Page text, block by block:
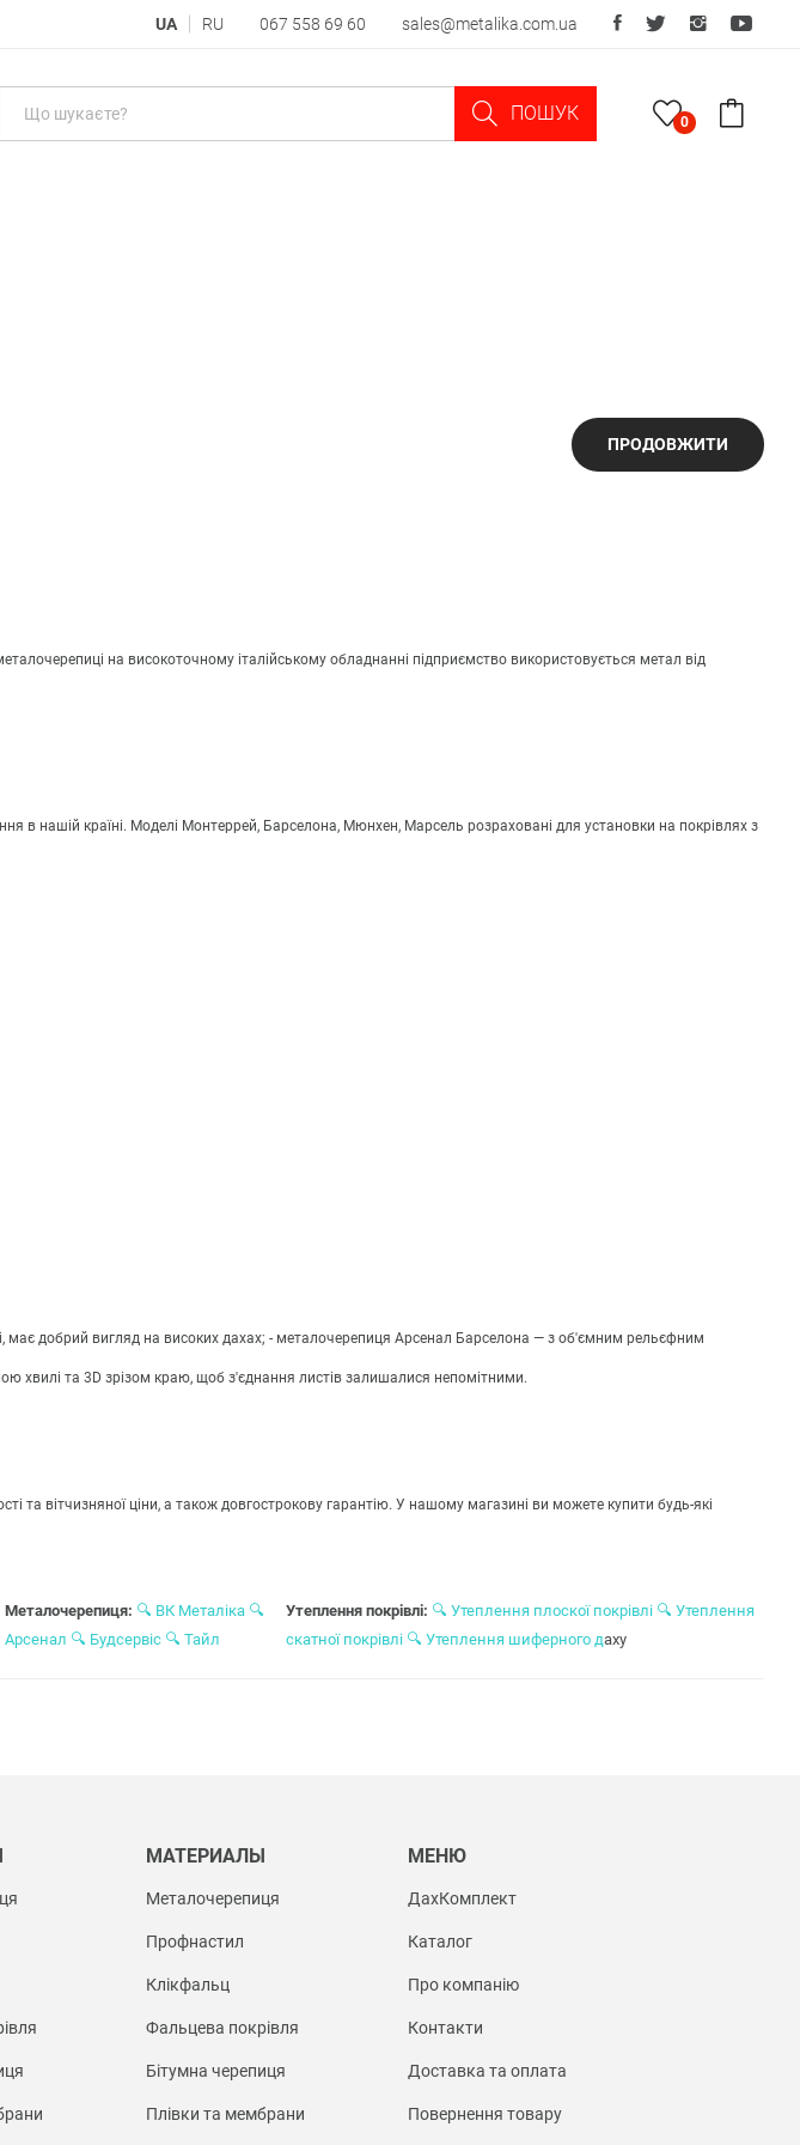
UA RU 067 558 69 60 sales@metalika.com.ua
ПОШУК 0
ПРОДОВЖИТИ
на високоточному італійському обладнанні підприємство використовується метал від
в нашій країні. Моделі Монтеррей, Барселона, Мюнхен, Марсель розраховані для установки на покрівлях з
добрий вигляд на високих дахах; - металочерепиця Арсенал Барселона — з об'ємним рельєфним
та 3D зрізом краю, щоб з'єднання листів залишалися непомітними.
та вітчизняної ціни, а також довгострокову гарантію. У нашому магазині ви можете купити будь-які
Металочерепиця: 🔍 ВК Металіка 🔍
Арсенал 🔍 Будсервіс 🔍 Тайл
Утеплення покрівлі: 🔍 Утеплення плоскої покрівлі 🔍 Утеплення
скатної покрівлі 🔍 Утеплення шиферного даху
МАТЕРИАЛЫ
Металочерепиця
Профнастил
Клікфальц
Фальцева покрівля
Бітумна черепиця
Плівки та мембрани
МЕНЮ
ДахКомплект
Каталог
Про компанію
Контакти
Доставка та оплата
Повернення товару